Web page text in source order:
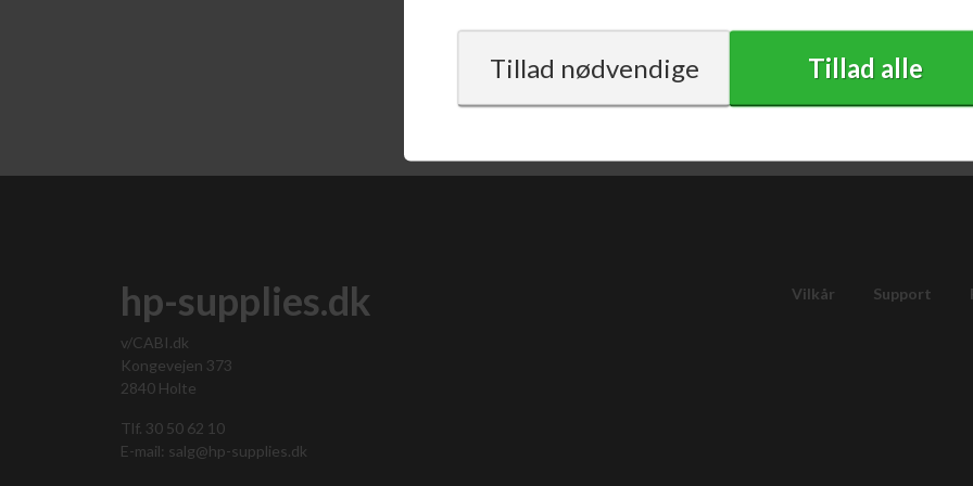
hp-supplies.dk
v/CABI.dk
Kongevejen 373
2840 Holte
Tlf. 30 50 62 10
E-mail: salg@hp-supplies.dk
Vilkår Support